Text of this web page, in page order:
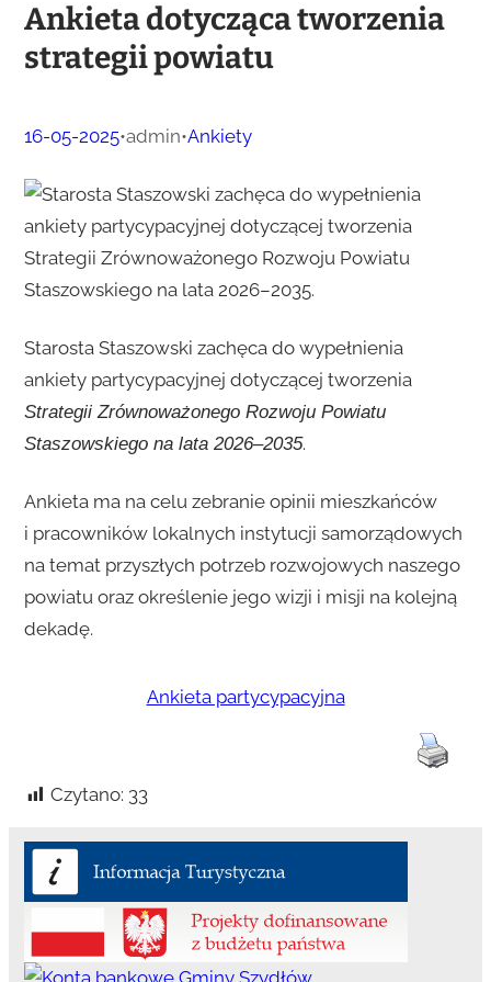
Ankieta dotycząca tworzenia
strategii powiatu
16-05-2025•admin•Ankiety
Starosta Staszowski zachęca do wypełnienia
ankiety partycypacyjnej dotyczącej tworzenia
Strategii Zrównoważonego Rozwoju Powiatu
Staszowskiego na lata 2026–2035.
Ankieta ma na celu zebranie opinii mieszkańców
i pracowników lokalnych instytucji samorządowych
na temat przyszłych potrzeb rozwojowych naszego
powiatu oraz określenie jego wizji i misji na kolejną
dekadę.
Ankieta partycypacyjna
Czytano: 33